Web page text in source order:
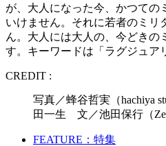
が、大人になった今、かつての
いけません。それに若者のミリ
ん。大人には大人の、今どきの
す。キーワードは「ラグジュア
CREDIT :
写真／蜂谷哲実（hachiya
田一生 文／池田保行（
FEATURE：特集